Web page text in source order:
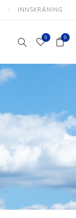
INNSKRÁNING
0 0